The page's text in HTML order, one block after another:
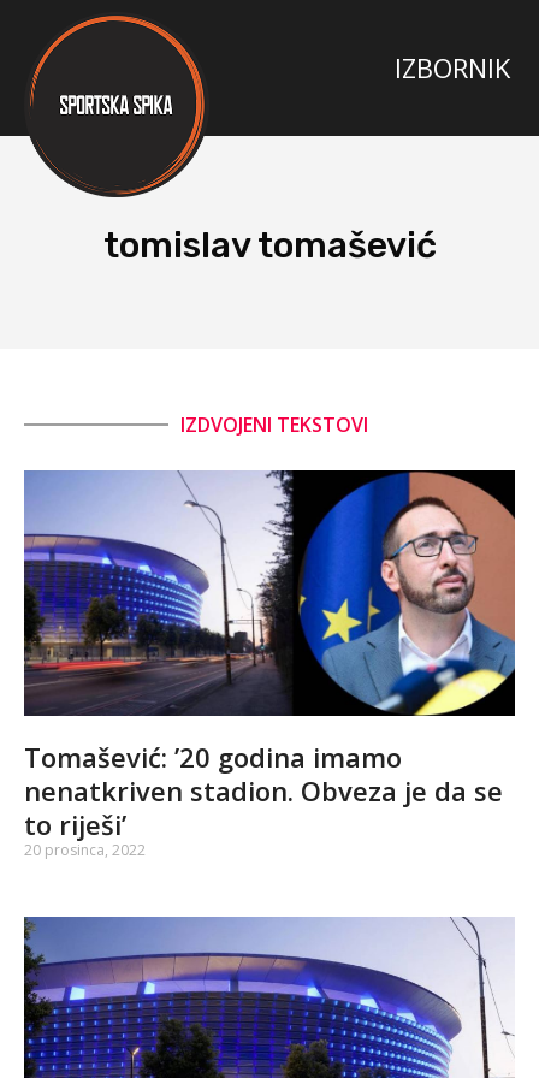
tomislav tomašević
IZDVOJENI TEKSTOVI
Tomašević: ’20 godina imamo
nenatkriven stadion. Obveza je da se
to riješi’
20 prosinca, 2022